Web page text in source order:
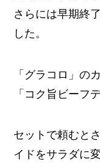
さらには早期終
した。
「グラコロ」の
「コク旨ビーフ
セットで頼むと
イドをサラダに